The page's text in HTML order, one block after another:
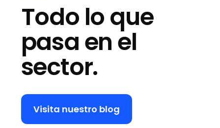
Todo lo que
pasa en el
sector.
Visita nuestro blog